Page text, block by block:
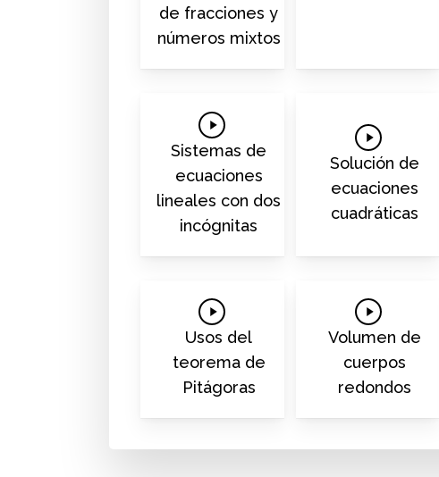
de fracciones y
números mixtos
Play
Video
Sistemas de
ecuaciones
lineales con dos
incógnitas
Play
Video
Solución de
ecuaciones
cuadráticas
Play
Video
Usos del
teorema de
Pitágoras
Play
Video
Volumen de
cuerpos
redondos